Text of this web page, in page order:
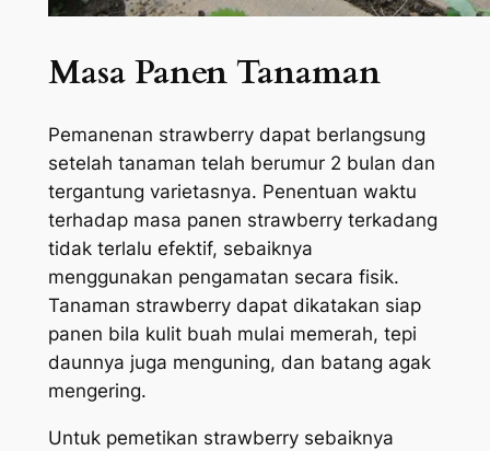
Masa Panen Tanaman
Pemanenan strawberry dapat berlangsung
setelah tanaman telah berumur 2 bulan dan
tergantung varietasnya. Penentuan waktu
terhadap masa panen strawberry terkadang
tidak terlalu efektif, sebaiknya
menggunakan pengamatan secara fisik.
Tanaman strawberry dapat dikatakan siap
panen bila kulit buah mulai memerah, tepi
daunnya juga menguning, dan batang agak
mengering.
Untuk pemetikan strawberry sebaiknya